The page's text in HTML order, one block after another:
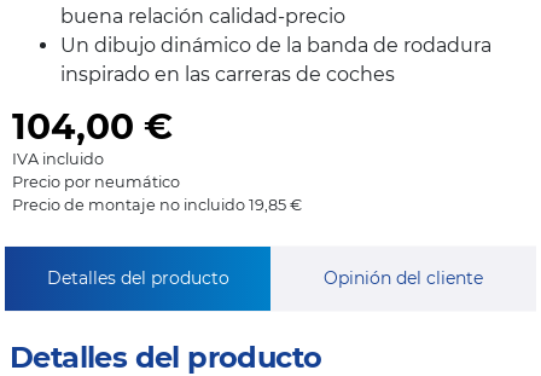
buena relación calidad-precio
Un dibujo dinámico de la banda de rodadura
inspirado en las carreras de coches
104,00 €
IVA incluido
Precio por neumático
Precio de montaje no incluido 19,85 €
Detalles del producto Opinión del cliente
Detalles del producto